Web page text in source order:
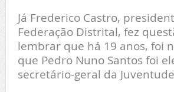
Já Frederico Castro,
Federação Distrital, fez
lembrar que há 19 anos, foi
que Pedro Nuno Santos foi
secretário-geral da